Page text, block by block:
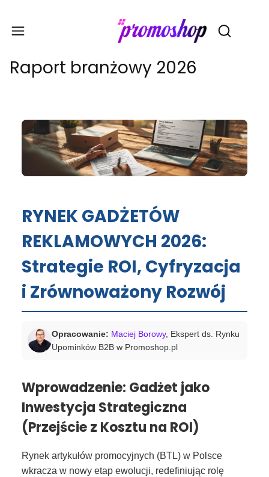
Otwórz
Raport branżowy 2026
RYNEK GADŻETÓW
REKLAMOWYCH 2026:
Strategie ROI, Cyfryzacja
i Zrównoważony Rozwój
Opracowanie: Maciej Borowy, Ekspert ds. Rynku
Upominków B2B w Promoshop.pl
Wprowadzenie: Gadżet jako
Inwestycja Strategiczna
(Przejście z Kosztu na ROI)
Rynek artykułów promocyjnych (BTL) w Polsce
wkracza w nowy etap ewolucji, redefiniując rolę